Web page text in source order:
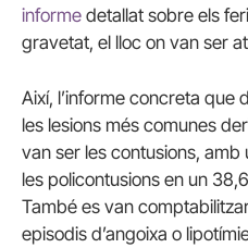
informe detallat sobre els
gravetat, el lloc on van ser
Així, l’informe concreta que
les lesions més comunes
van ser les contusions, amb
les policontusions en un
També es van
episodis d’angoixa o